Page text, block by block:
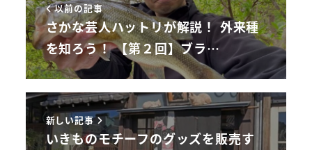
以前の記事
さかな芸人ハットリが解説！ 外来種
を知ろう！ 【第２回】ブラ…
新しい記事
いきものモチーフのグッズを販売す